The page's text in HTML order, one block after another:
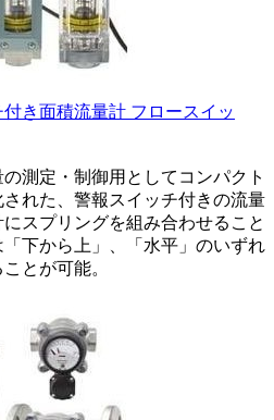
き面積流量計 フロースイッ
測定・制御用としてコンパクト
れた、警報スイッチ付きの流量
スプリングを組み合わせること
下から上」、「水平」のいずれ
とが可能。